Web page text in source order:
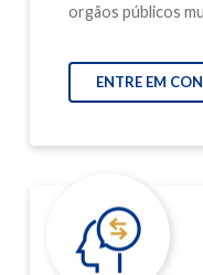
orgãos públicos
ENTRE EM